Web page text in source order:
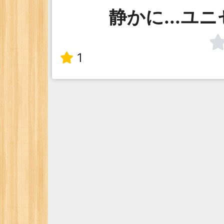
静かに...ユ
1